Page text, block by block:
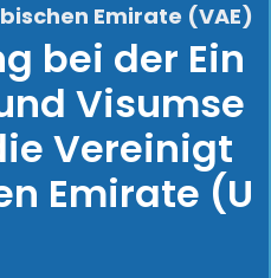
Emirate (VAE)
bei der Ein
Visumse
Vereinigt
Emirate (U